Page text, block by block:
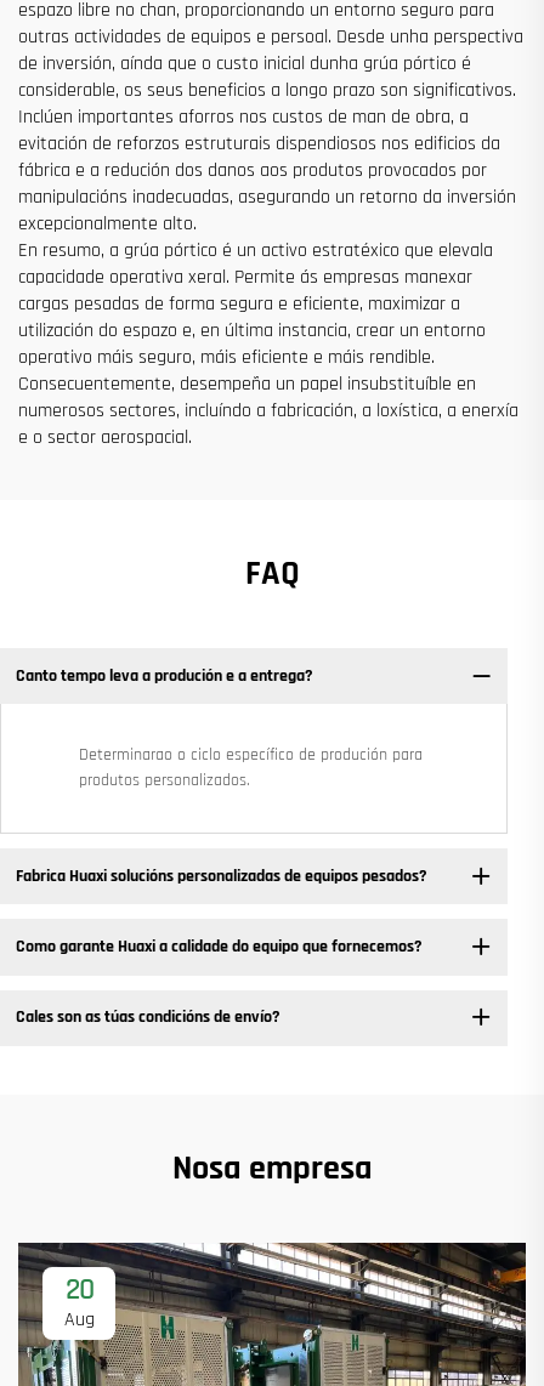
espazo libre no chan, proporcionando un entorno seguro para
outras actividades de equipos e persoal. Desde unha perspectiva
de inversión, aínda que o custo inicial dunha grúa pórtico é
considerable, os seus beneficios a longo prazo son significativos.
Inclúen importantes aforros nos custos de man de obra, a
evitación de reforzos estruturais dispendiosos nos edificios da
fábrica e a redución dos danos aos produtos provocados por
manipulacións inadecuadas, asegurando un retorno da inversión
excepcionalmente alto.
En resumo, a grúa pórtico é un activo estratéxico que elevala
capacidade operativa xeral. Permite ás empresas manexar
cargas pesadas de forma segura e eficiente, maximizar a
utilización do espazo e, en última instancia, crear un entorno
operativo máis seguro, máis eficiente e máis rendible.
Consecuentemente, desempeña un papel insubstituíble en
numerosos sectores, incluíndo a fabricación, a loxística, a enerxía
e o sector aerospacial.
FAQ
Canto tempo leva a produción e a entrega?
Determinarao o ciclo específico de produción para
produtos personalizados.
Fabrica Huaxi solucións personalizadas de equipos pesados? ​
Como garante Huaxi a calidade do equipo que fornecemos?
Cales son as túas condicións de envío?
Nosa empresa
20
Aug